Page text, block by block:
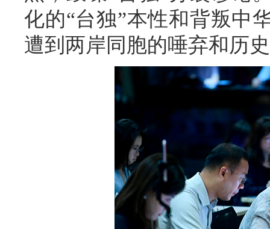
化的“台独”本性和背叛中
遭到两岸同胞的唾弃和历